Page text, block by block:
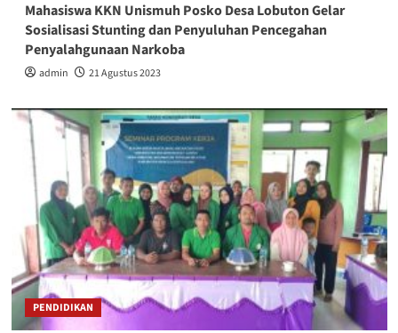
Mahasiswa KKN Unismuh Posko Desa Lobuton Gelar
Sosialisasi Stunting dan Penyuluhan Pencegahan
Penyalahgunaan Narkoba
admin 21 Agustus 2023
PENDIDIKAN